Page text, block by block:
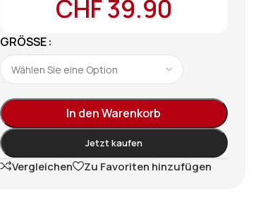
CHF39.90
GRÖSSE
In den Warenkorb
Jetzt kaufen
Vergleichen Zu Favoriten hinzufügen